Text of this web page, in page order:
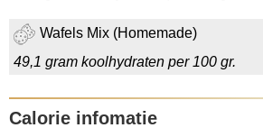
Wafels Mix (Homemade)
49,1 gram koolhydraten per 100 gr.
Calorie infomatie